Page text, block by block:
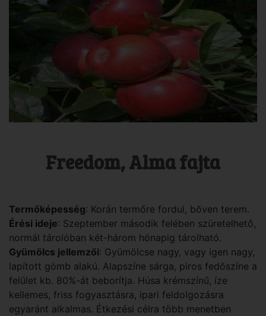
Freedom, Alma fajta
Termőképesség: Korán termőre fordul, bőven terem.
Érési ideje: Szeptember második felében szüretelhető,
normál tárolóban két-három hónapig tárolható.
Gyümölcs jellemzői: Gyümölcse nagy, vagy igen nagy,
lapított gömb alakú. Alapszíne sárga, piros fedőszíne a
felület kb. 80%-át beborítja. Húsa krémszínű, íze
kellemes, friss fogyasztásra, ipari feldolgozásra
egyaránt alkalmas. Étkezési célra több menetben